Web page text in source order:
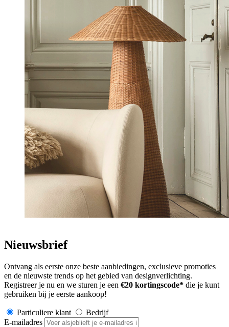
Nieuwsbrief
Ontvang als eerste onze beste aanbiedingen, exclusieve promoties
en de nieuwste trends op het gebied van designverlichting.
Registreer je nu en we sturen je een €20 kortingscode* die je kunt
gebruiken bij je eerste aankoop!
Particuliere klant
Bedrijf
E-mailadres